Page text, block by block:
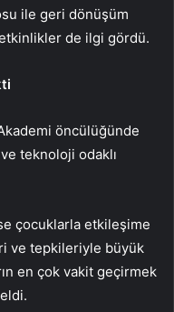
ile geri dönüşüm
etkinlikler de ilgi gördü.
öncülüğünde
teknoloji odaklı
çocuklarla etkileşime
ve tepkileriyle büyük
en çok vakit geçirmek